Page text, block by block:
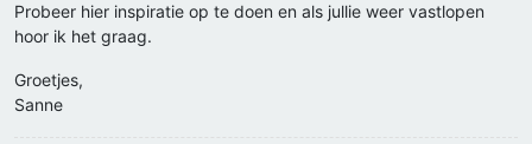
Probeer hier inspiratie op te doen en als jullie weer vastlopen
hoor ik het graag.
Groetjes,
Sanne